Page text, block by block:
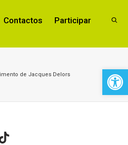
Contactos Participar
de Jacques Delors
YouTube
TikTok